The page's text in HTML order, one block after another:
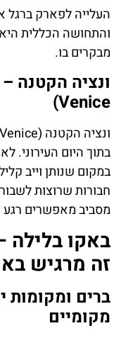
העלייה לפארק ברגל
והתחושה הכללית
מבקרים בו.
Venice)
בתוך היום העירוני.
במקום שנותן וייב
חבורות שרוצות
מסביב מאפשרים
באקו בלילה
זה מרגיש
ברים
מקומיים